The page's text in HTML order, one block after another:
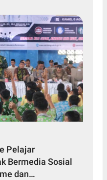
Pelajar
Bermedia Sosial
dan